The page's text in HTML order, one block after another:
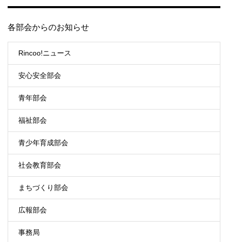
各部会からのお知らせ
Rincoo!ニュース
安心安全部会
青年部会
福祉部会
青少年育成部会
社会教育部会
まちづくり部会
広報部会
事務局